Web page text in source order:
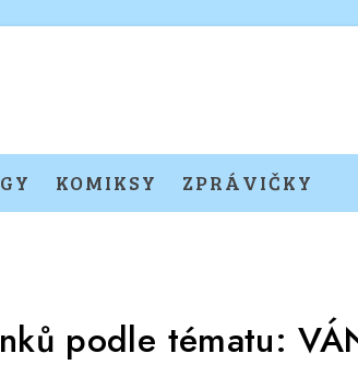
KOMIKSY ZPRÁVIČKY
podle tématu: